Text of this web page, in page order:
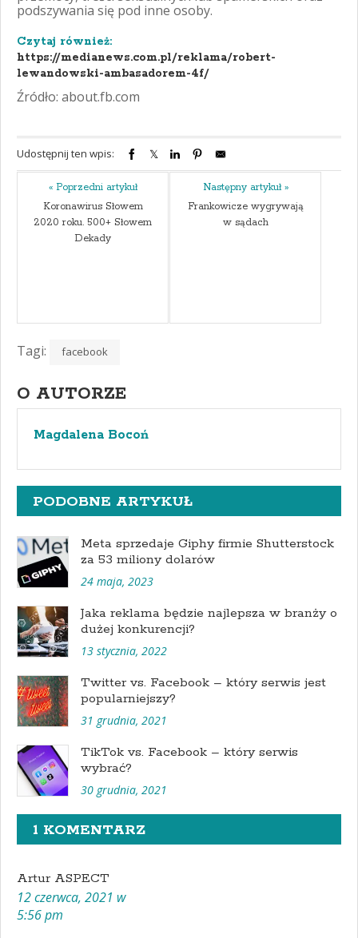
podszywania się pod inne osoby.
Czytaj również:
https://medianews.com.pl/reklama/robert-
lewandowski-ambasadorem-4f/
Źródło: about.fb.com
Udostępnij ten wpis:
« Poprzedni artykuł
Koronawirus Słowem
2020 roku. 500+ Słowem
Dekady
Następny artykuł »
Frankowicze wygrywają
w sądach
Tagi: facebook
O AUTORZE
Magdalena Bocoń
PODOBNE ARTYKUŁ
Meta sprzedaje Giphy firmie Shutterstock
za 53 miliony dolarów
24 maja, 2023
Jaka reklama będzie najlepsza w branży o
dużej konkurencji?
13 stycznia, 2022
Twitter vs. Facebook – który serwis jest
popularniejszy?
31 grudnia, 2021
TikTok vs. Facebook – który serwis
wybrać?
30 grudnia, 2021
1 KOMENTARZ
Artur ASPECT
12 czerwca, 2021 w
5:56 pm